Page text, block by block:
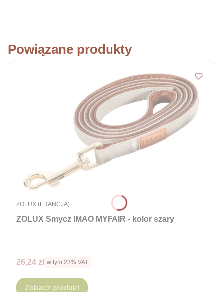
Powiązane produkty
ZOLUX Smycz IMAO MYFAIR - kolor szary
PRODUCENT
ZOLUX (FRANCJA)
Cena brutto
26,24 zł w tym %s VAT
w tym 23% VAT
Zobacz produkt